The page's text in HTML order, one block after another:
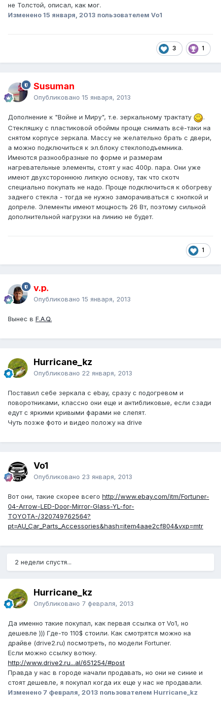
не Толстой, описал, как мог.
Изменено 15 января, 2013 пользователем Vo1
3 1
Susuman
Опубликовано 15 января, 2013
Дополнение к "Войне и Миру", т.е. зеркальному трактату
.
Стекляшку с пластиковой обоймы проще снимать всё-таки на
снятом корпусе зеркала. Массу не желательно брать с двери,
а можно подключиться к эл.блоку стеклоподъемника.
Имеются разнообразные по форме и размерам
нагревательные элементы, стоят у нас 400р. пара. Они уже
имеют двухстороннюю липкую основу, так что скотч
специально покупать не надо. Проще подключиться к обогреву
заднего стекла - тогда не нужно заморачиваться с кнопкой и
допреле. Элементы имеют мощность 26 Вт, поэтому сильной
дополнительной нагрузки на линию не будет.
1
v.p.
Опубликовано 15 января, 2013
Вынес в F.A.Q.
Hurricane_kz
Опубликовано 22 января, 2013
Поставил себе зеркала с ebay, сразу с подогревом и
поворотниками, клаcсно они еще и антибликовые, если сзади
едут с яркими кривыми фарами не слепят.
Чуть позже фото и видео положу на drive
Vo1
Опубликовано 23 января, 2013
Вот они, такие скорее всего http://www.ebay.com/itm/Fortuner-
04-Arrow-LED-Door-Mirror-Glass-YL-for-
TOYOTA-/320749762564?
pt=AU_Car_Parts_Accessories&hash=item4aae2cf804&vxp=mtr
2 недели спустя...
Hurricane_kz
Опубликовано 7 февраля, 2013
Да именно такие покупал, как первая ссылка от Vo1, но
дешевле ))) Где-то 110$ стоили. Как смотрятся можно на
драйве (drive2.ru) посмотреть, по модели Fortuner.
Если можно ссылку воткну.
http://www.drive2.ru...al/651254/#post
Правда у нас в городе начали продавать, но они не синие и
стоят дешевле, я покупал когда их еще у нас не продавали.
Изменено 7 февраля, 2013 пользователем Hurricane_kz